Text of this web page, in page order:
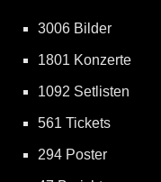
3006 Bilder
1801 Konzerte
1092 Setlisten
561 Tickets
294 Poster